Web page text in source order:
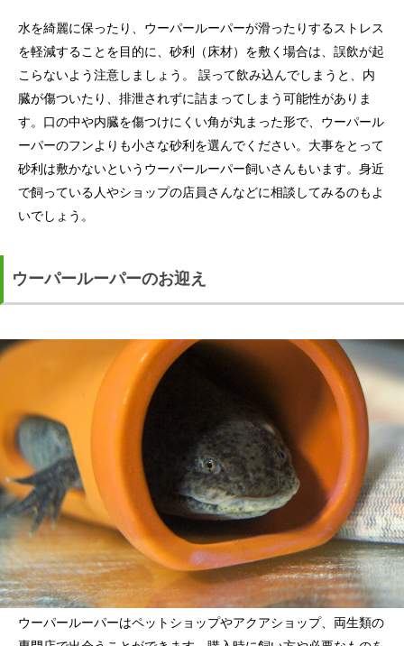
水を綺麗に保ったり、ウーパールーパーが滑ったりするストレス
を軽減することを目的に、砂利（床材）を敷く場合は、誤飲が起
こらないよう注意しましょう。 誤って飲み込んでしまうと、内
臓が傷ついたり、排泄されずに詰まってしまう可能性がありま
す。口の中や内臓を傷つけにくい角が丸まった形で、ウーパール
ーパーのフンよりも小さな砂利を選んでください。大事をとって
砂利は敷かないというウーパールーパー飼いさんもいます。身近
で飼っている人やショップの店員さんなどに相談してみるのもよ
いでしょう。
ウーパールーパーのお迎え
ウーパールーパーはペットショップやアクアショップ、両生類の